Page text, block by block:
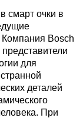
смарт очки в
Компания Bosch
для
деталей
При